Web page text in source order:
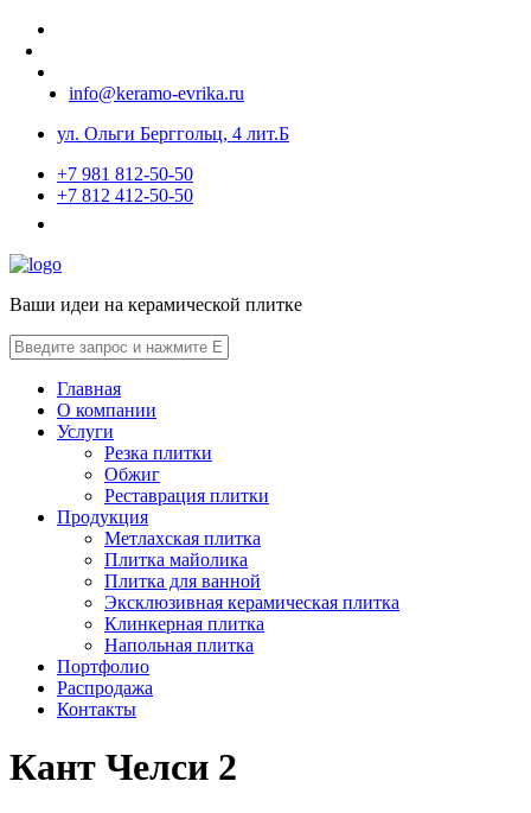
info@keramo-evrika.ru
ул. Ольги Берггольц, 4 лит.Б
+7 981 812-50-50
+7 812 412-50-50
Ваши идеи на керамической плитке
Главная
О компании
Услуги
Резка плитки
Обжиг
Реставрация плитки
Продукция
Метлахская плитка
Плитка майолика
Плитка для ванной
Эксклюзивная керамическая плитка
Клинкерная плитка
Напольная плитка
Портфолио
Распродажа
Контакты
Кант Челси 2